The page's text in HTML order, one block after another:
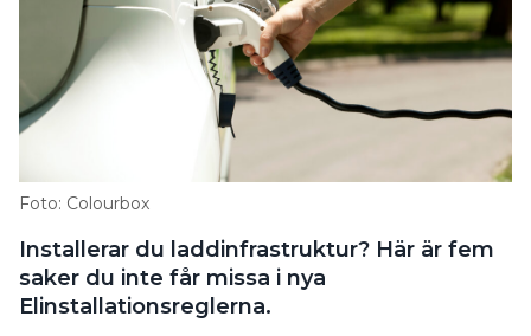
Läs E-tidningen
Om tidningen
Kontakt
Search for:
SEARCH
Foto: Colourbox
Installerar du laddinfrastruktur? Här är fem
saker du inte får missa i nya
Elinstallationsreglerna.